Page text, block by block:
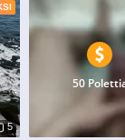
5
50